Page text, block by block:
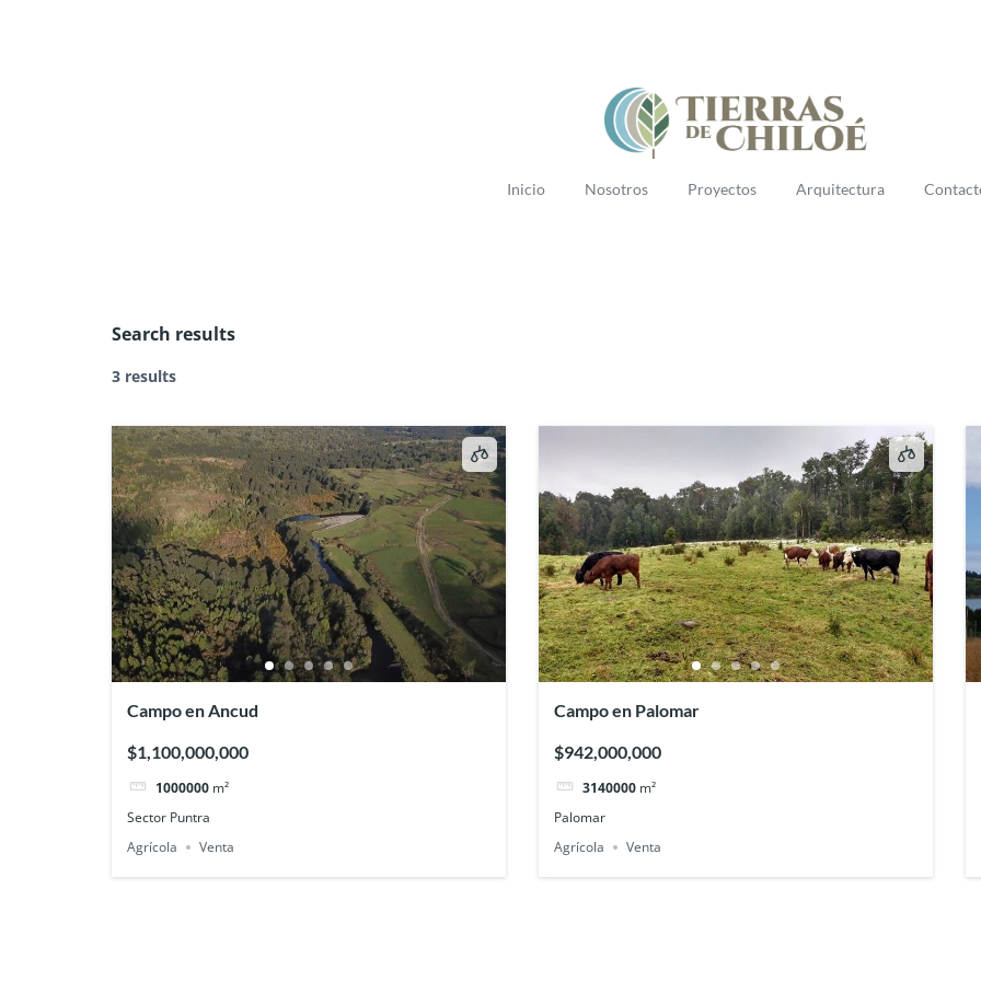
Inicio Nosotros Proyectos Arquitectura
Search results
3 results
Campo en Ancud
$1,100,000,000
1000000 m²
Sector Puntra
Agrícola
Venta
Campo en Palomar
$942,000,000
3140000 m²
Palomar
Agrícola
Venta